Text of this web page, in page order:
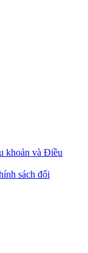
khoản và Điều
sách đổi